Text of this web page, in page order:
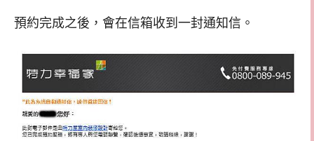
預約完成之後，會在信箱收到一封通知信。